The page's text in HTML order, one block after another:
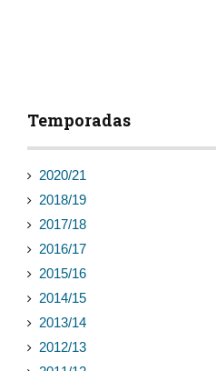
Temporadas
2020/21
2018/19
2017/18
2016/17
2015/16
2014/15
2013/14
2012/13